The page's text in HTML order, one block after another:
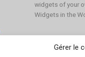
Gérer le
widgets of your
Widgets in the